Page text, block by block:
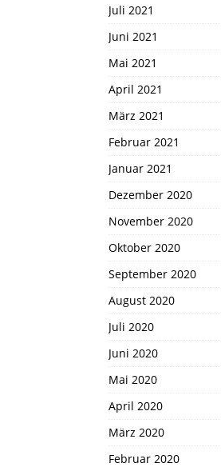
Juli 2021
Juni 2021
Mai 2021
April 2021
März 2021
Februar 2021
Januar 2021
Dezember 2020
November 2020
Oktober 2020
September 2020
August 2020
Juli 2020
Juni 2020
Mai 2020
April 2020
März 2020
Februar 2020